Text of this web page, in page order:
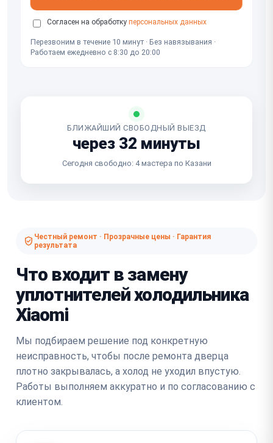
Согласен на обработку персональных данных
Перезвоним в течение 10 минут · Без навязывания ·
Работаем ежедневно с 8:30 до 20:00
БЛИЖАЙШИЙ СВОБОДНЫЙ ВЫЕЗД
через 32 минуты
Сегодня свободно: 4 мастера по Казани
Честный ремонт · Прозрачные цены · Гарантия
результата
Что входит в замену
уплотнителей холодильника
Xiaomi
Мы подбираем решение под конкретную
неисправность, чтобы после ремонта дверца
плотно закрывалась, а холод не уходил впустую.
Работы выполняем аккуратно и по согласованию с
клиентом.